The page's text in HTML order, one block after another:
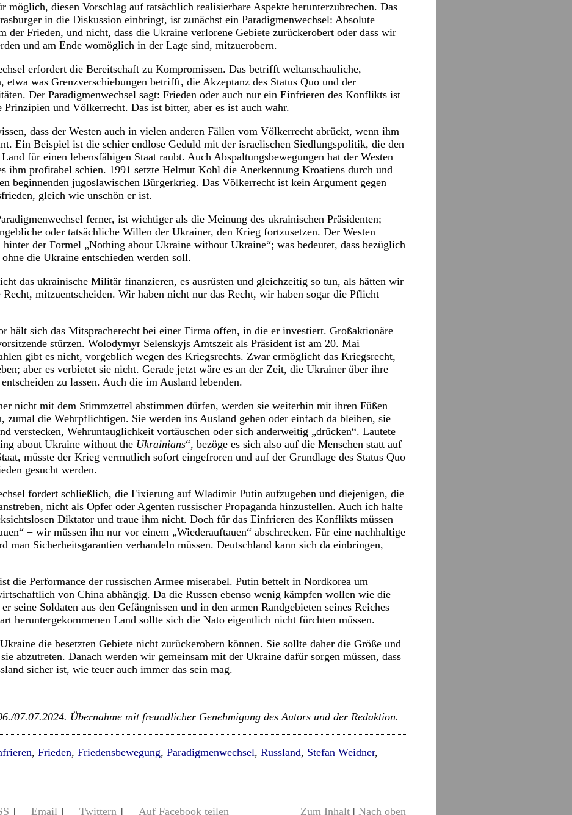
möglich, diesen Vorschlag auf tatsächlich realisierbare Aspekte herunterzubrechen. Das
in die Diskussion einbringt, ist zunächst ein Paradigmenwechsel: Absolute
der Frieden, und nicht, dass die Ukraine verlorene Gebiete zurückerobert oder dass wir
und am Ende womöglich in der Lage sind, mitzuerobern.
erfordert die Bereitschaft zu Kompromissen. Das betrifft weltanschauliche,
etwa was Grenzverschiebungen betrifft, die Akzeptanz des Status Quo und der
Der Paradigmenwechsel sagt: Frieden oder auch nur ein Einfrieren des Konflikts ist
Prinzipien und Völkerrecht. Das ist bitter, aber es ist auch wahr.
dass der Westen auch in vielen anderen Fällen vom Völkerrecht abrückt, wenn ihm
Ein Beispiel ist die schier endlose Geduld mit der israelischen Siedlungspolitik, die den
Land für einen lebensfähigen Staat raubt. Auch Abspaltungsbewegungen hat der Westen
ihm profitabel schien. 1991 setzte Helmut Kohl die Anerkennung Kroatiens durch und
beginnenden jugoslawischen Bürgerkrieg. Das Völkerrecht ist kein Argument gegen
gleich wie unschön er ist.
ferner, ist wichtiger als die Meinung des ukrainischen Präsidenten;
oder tatsächliche Willen der Ukrainer, den Krieg fortzusetzen. Der Westen
hinter der Formel „Nothing about Ukraine without Ukraine“; was bedeutet, dass bezüglich
die Ukraine entschieden werden soll.
das ukrainische Militär finanzieren, es ausrüsten und gleichzeitig so tun, als hätten wir
Recht, mitzuentscheiden. Wir haben nicht nur das Recht, wir haben sogar die Pflicht
hält sich das Mitspracherecht bei einer Firma offen, in die er investiert. Großaktionäre
stürzen. Wolodymyr Selenskyjs Amtszeit als Präsident ist am 20. Mai
gibt es nicht, vorgeblich wegen des Kriegsrechts. Zwar ermöglicht das Kriegsrecht,
aber es verbietet sie nicht. Gerade jetzt wäre es an der Zeit, die Ukrainer über ihre
zu lassen. Auch die im Ausland lebenden.
nicht mit dem Stimmzettel abstimmen dürfen, werden sie weiterhin mit ihren Füßen
zumal die Wehrpflichtigen. Sie werden ins Ausland gehen oder einfach da bleiben, sie
verstecken, Wehruntauglichkeit vortäuschen oder sich anderweitig „drücken“. Lautete
about Ukraine without the Ukrainians“, bezöge es sich also auf die Menschen statt auf
müsste der Krieg vermutlich sofort eingefroren und auf der Grundlage des Status Quo
gesucht werden.
fordert schließlich, die Fixierung auf Wladimir Putin aufzugeben und diejenigen, die
nicht als Opfer oder Agenten russischer Propaganda hinzustellen. Auch ich halte
Diktator und traue ihm nicht. Doch für das Einfrieren des Konflikts müssen
− wir müssen ihn nur vor einem „Wiederauftauen“ abschrecken. Für eine nachhaltige
man Sicherheitsgarantien verhandeln müssen. Deutschland kann sich da einbringen,
die Performance der russischen Armee miserabel. Putin bettelt in Nordkorea um
von China abhängig. Da die Russen ebenso wenig kämpfen wollen wie die
seine Soldaten aus den Gefängnissen und in den armen Randgebieten seines Reiches
heruntergekommenen Land sollte sich die Nato eigentlich nicht fürchten müssen.
die besetzten Gebiete nicht zurückerobern können. Sie sollte daher die Größe und
abzutreten. Danach werden wir gemeinsam mit der Ukraine dafür sorgen müssen, dass
sicher ist, wie teuer auch immer das sein mag.
07.07.2024. Übernahme mit freundlicher Genehmigung des Autors und der Redaktion.
, Frieden, Friedensbewegung, Paradigmenwechsel, Russland, Stefan Weidner,
| Email | Twittern | Auf Facebook teilen Zum Inhalt | Nach oben